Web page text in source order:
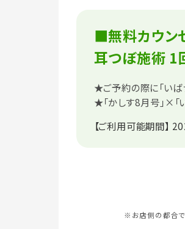
■無料カウン
耳つぼ施術
★ご予約の際に「いば
★「かしす8月号」×「
【ご利用可能期間】
※お店側の都合で